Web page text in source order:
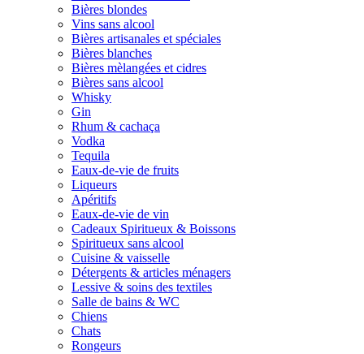
Bières blondes
Vins sans alcool
Bières artisanales et spéciales
Bières blanches
Bières mèlangées et cidres
Bières sans alcool
Whisky
Gin
Rhum & cachaça
Vodka
Tequila
Eaux-de-vie de fruits
Liqueurs
Apéritifs
Eaux-de-vie de vin
Cadeaux Spiritueux & Boissons
Spiritueux sans alcool
Cuisine & vaisselle
Détergents & articles ménagers
Lessive & soins des textiles
Salle de bains & WC
Chiens
Chats
Rongeurs